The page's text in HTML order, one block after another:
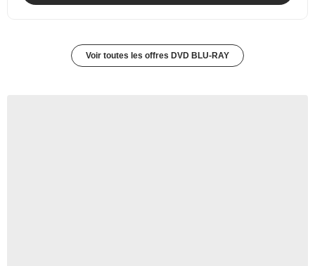
Voir toutes les offres DVD BLU-RAY